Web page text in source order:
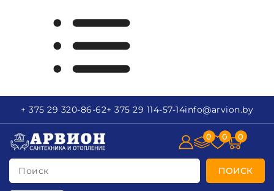
+ 375 29 320-86-62+ 375 29 114-57-14info@arvion.by
Поиск ПОИСК
0 0 0